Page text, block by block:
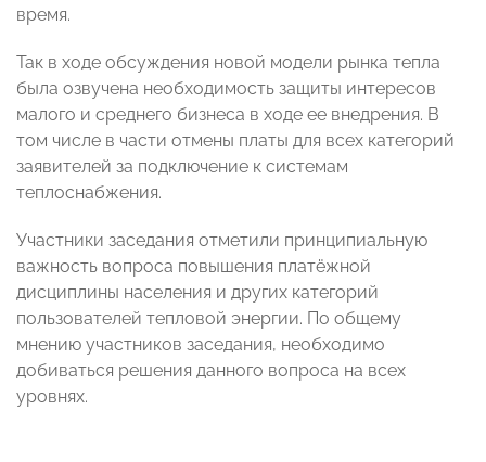
время.
Так в ходе обсуждения новой модели рынка тепла
была озвучена необходимость защиты интересов
малого и среднего бизнеса в ходе ее внедрения. В
том числе в части отмены платы для всех категорий
заявителей за подключение к системам
теплоснабжения.
Участники заседания отметили принципиальную
важность вопроса повышения платёжной
дисциплины населения и других категорий
пользователей тепловой энергии. По общему
мнению участников заседания, необходимо
добиваться решения данного вопроса на всех
уровнях.